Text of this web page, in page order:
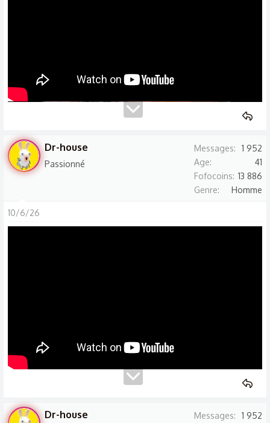
Dr-house
Passionné
Messages
1 952
Age
41
Fofocoins 13 886
Genre
Homme
10/6/26
Dr-house Messages
1 952